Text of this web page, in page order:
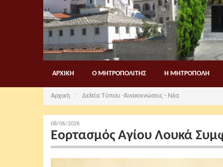
ΑΡΧΙΚΗ Ο ΜΗΤΡΟΠΟΛΙΤΗΣ Η ΜΗΤΡΟΠΟΛΗ
Αρχική Δελτία Τύπου -Ἀνακοινώσεις - Νέα
08/06/2026
Εορτασμός Αγίου Λουκά